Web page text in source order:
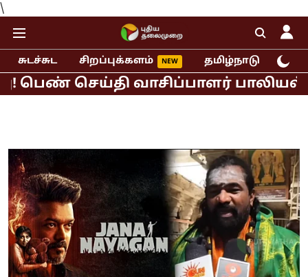
\
சுடச்சுட சிறப்புக்களம் தமிழ்நாடு
வாசிப்பாளர் பாலியல் புகார்!